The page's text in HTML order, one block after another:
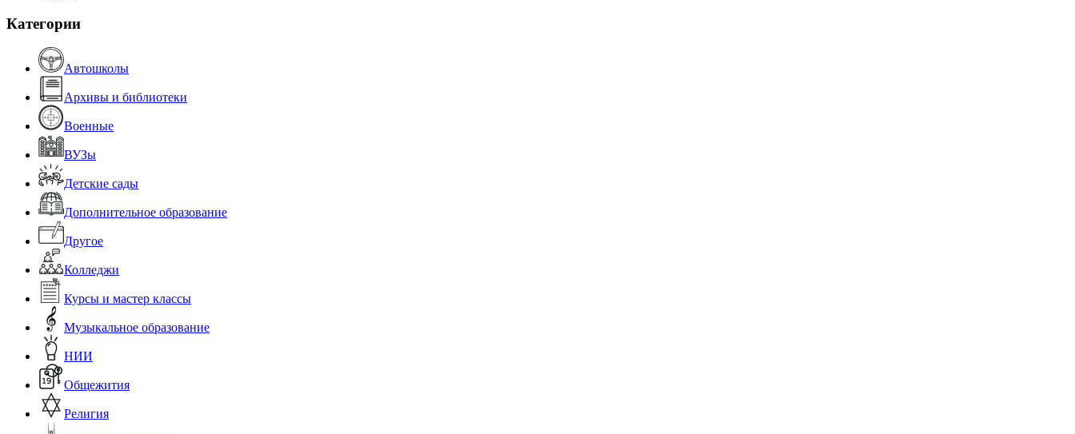
Категории
Автошколы
Архивы и библиотеки
Военные
ВУЗы
Детские сады
Дополнительное образование
Другое
Колледжи
Курсы и мастер классы
Музыкальное образование
НИИ
Общежития
Религия